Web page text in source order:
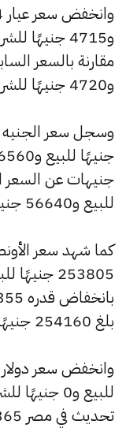
و4720 جنيهًا للشراء.
للبيع و56640 جنيهًا للشراء.
كما شهد سعر
بلغ 254160 جنيهًا للبيع و251670 جنيهًا للشراء.
تحديث في مصر 365.